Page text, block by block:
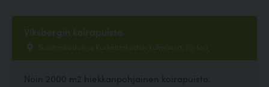
Viksbergin koirapuisto
Siurilankadun ja Kurkelankadun kulmassa, Forssa
Noin 2000 m2 hiekkanpohjainen koirapuisto.